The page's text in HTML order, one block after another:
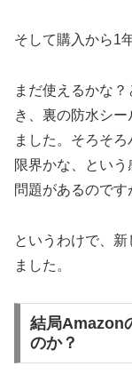
そして購入から1
まだ使えるかな
き、裏の防水シ
ました。そろそ
限界かな、とい
問題があるのです
というわけで、
ました。
結局Amazon
のか？